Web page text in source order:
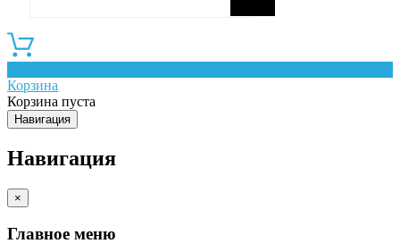
Корзина
Корзина пуста
Навигация
Навигация
×
Главное меню